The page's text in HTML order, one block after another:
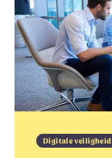
Digitale veiligheid